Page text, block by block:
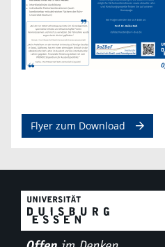
Flyer zum Download